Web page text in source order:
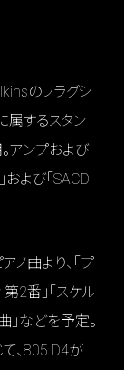
のフラグシ
属するスタン
アンプおよび
よび「SACD
ノ曲より、「プ
2番」「スケル
」などを予定。
、805 D4が